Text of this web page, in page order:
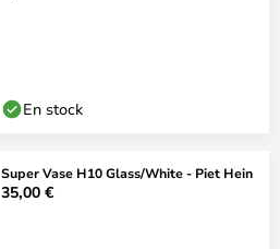
En stock
Super Vase H10 Glass/White - Piet Hein
35,00 €